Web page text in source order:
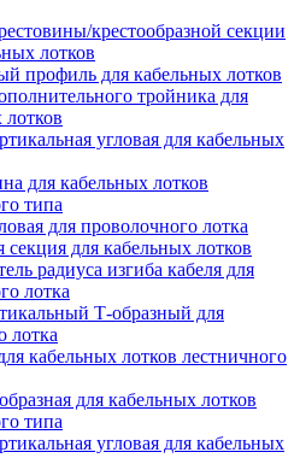
крестообразной секции
лотков
профиль для кабельных лотков
тройника для
лотков
угловая для кабельных
для кабельных лотков
типа
для проволочного лотка
секция для кабельных лотков
радиуса изгиба кабеля для
лотка
Т-образный для
лотка
кабельных лотков лестничного
для кабельных лотков
типа
угловая для кабельных